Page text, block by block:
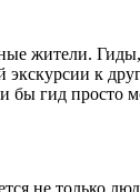
жители.
к
гид